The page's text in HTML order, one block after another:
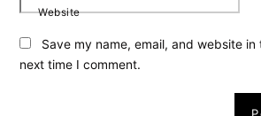
Website
Save my name, email, and website
next time I comment.